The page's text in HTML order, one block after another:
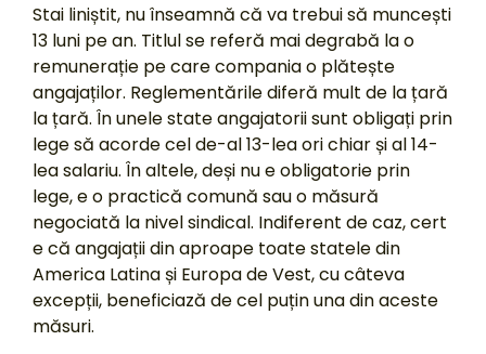
Stai liniștit, nu înseamnă că va trebui să muncești
13 luni pe an. Titlul se referă mai degrabă la o
remunerație pe care compania o plătește
angajaților. Reglementările diferă mult de la țară
la țară. În unele state angajatorii sunt obligați prin
lege să acorde cel de-al 13-lea ori chiar și al 14-
lea salariu. În altele, deși nu e obligatorie prin
lege, e o practică comună sau o măsură
negociată la nivel sindical. Indiferent de caz, cert
e că angajații din aproape toate statele din
America Latina și Europa de Vest, cu câteva
excepții, beneficiază de cel puțin una din aceste
măsuri.